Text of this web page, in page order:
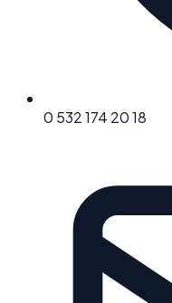
0 532 174 20 18